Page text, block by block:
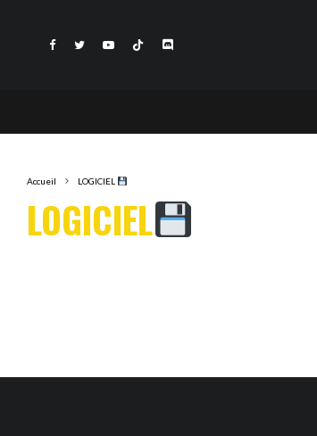
Accueil LOGICIEL
LOGICIEL